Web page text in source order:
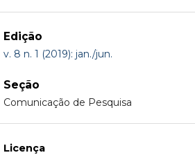
Edição
v. 8 n. 1 (2019): jan./jun.
Seção
Comunicação de Pesquisa
Licença